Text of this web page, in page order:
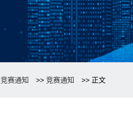
竞赛通知 >> 竞赛通知 >> 正文